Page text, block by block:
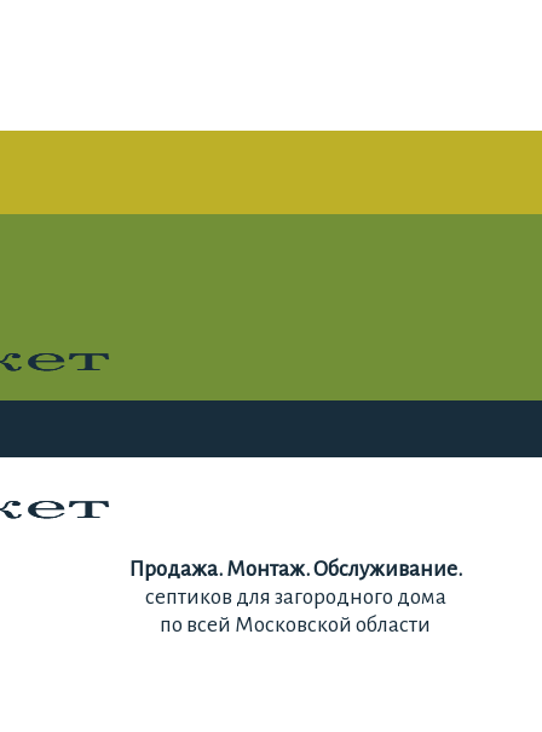
Продажа. Монтаж. Обслуживание.
септиков для загородного дома
по всей Московской области